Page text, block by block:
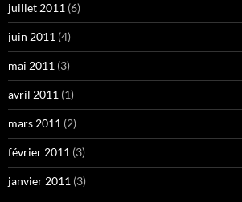
juillet 2011 (6)
juin 2011 (4)
mai 2011 (3)
avril 2011 (1)
mars 2011 (2)
février 2011 (3)
janvier 2011 (3)